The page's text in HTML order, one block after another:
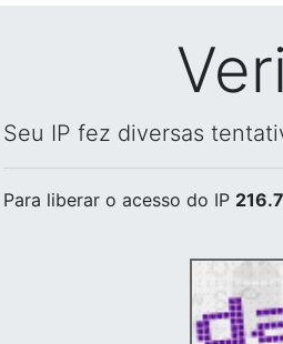
Seu IP fez diversas
Para liberar o acesso do IP